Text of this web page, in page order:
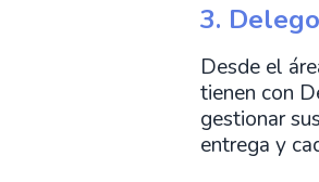
3.
Desde el
tienen con
gestionar
entrega y